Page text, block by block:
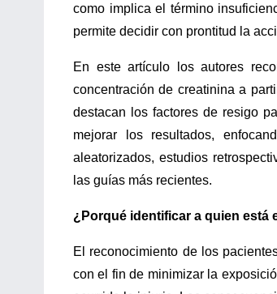
como implica el término
permite decidir con prontitud la
En este artículo los autores
concentración de creatinina a
destacan los factores de resigo
mejorar los resultados,
aleatorizados, estudios
las guías más recientes.
¿Porqué identificar a quien está
El reconocimiento de los
con el fin de minimizar la